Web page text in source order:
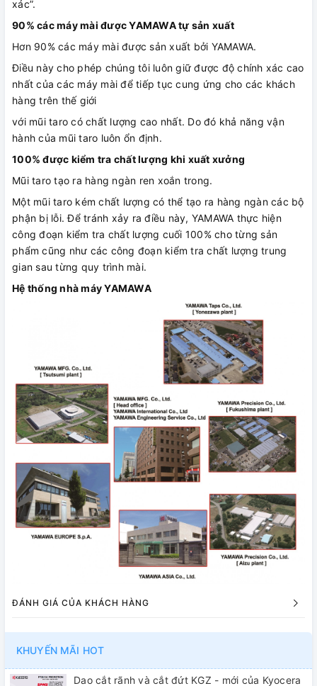
xác”.
90% các máy mài được YAMAWA tự sản xuất
Hơn 90% các máy mài được sản xuất bởi YAMAWA.
Điều này cho phép chúng tôi luôn giữ được độ chính xác cao
nhất của các máy mài để tiếp tục cung ứng cho các khách
hàng trên thế giới
với mũi taro có chất lượng cao nhất. Do đó khả năng vận
hành của mũi taro luôn ổn định.
100% được kiểm tra chất lượng khi xuất xưởng
Mũi taro tạo ra hàng ngàn ren xoắn trong.
Một mũi taro kém chất lượng có thể tạo ra hàng ngàn các bộ
phận bị lỗi. Để tránh xảy ra điều này, YAMAWA thực hiện
công đoạn kiểm tra chất lượng cuối 100% cho từng sản
phẩm cũng như các công đoạn kiểm tra chất lượng trung
gian sau từng quy trình mài.
Hệ thống nhà máy YAMAWA
ĐÁNH GIÁ CỦA KHÁCH HÀNG
KHUYẾN MÃI HOT
Dao cắt rãnh và cắt đứt KGZ - mới của Kyocera